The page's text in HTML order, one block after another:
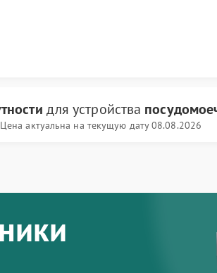
для устройства
Цена актуальна на текущую дату 08.08.2026